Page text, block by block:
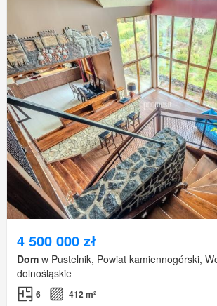
4 500 000 zł
Dom w Pustelnik, Powiat kamiennogórski,
dolnośląskie
6
412 m²